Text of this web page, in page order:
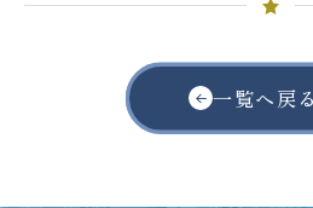
一覧へ戻る